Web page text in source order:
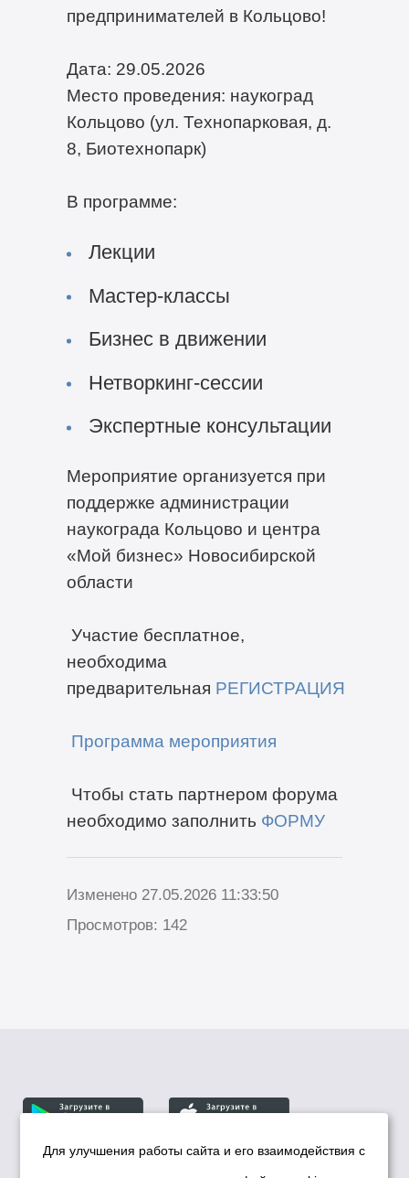
предпринимателей в Кольцово!
Дата: 29.05.2026
Место проведения: наукоград
Кольцово (ул. Технопарковая, д.
8, Биотехнопарк)
В программе:
Лекции
Мастер-классы
Бизнес в движении
Нетворкинг-сессии
Экспертные консультации
Мероприятие организуется при
поддержке администрации
наукограда Кольцово и центра
«Мой бизнес» Новосибирской
области
Участие бесплатное,
необходима
предварительная РЕГИСТРАЦИЯ
Программа мероприятия
Чтобы стать партнером форума
необходимо заполнить ФОРМУ
Изменено 27.05.2026 11:33:50
Просмотров: 142
Для улучшения работы сайта и его взаимодействия с